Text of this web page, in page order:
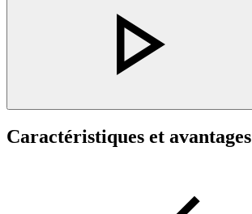
Caractéristiques et avantages